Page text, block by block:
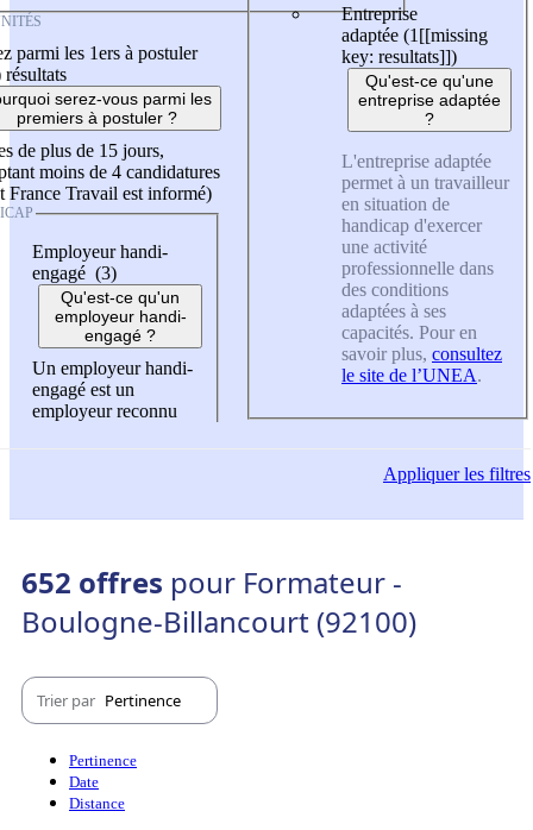
parmi les 1ers à postuler
résultats
serez-vous parmi les
premiers à postuler ?
de plus de 15 jours,
moins de 4 candidatures
France Travail est informé)
Employeur handi-
engagé (3)
Qu'est-ce qu'un
employeur handi-
engagé ?
Un employeur handi-
engagé est un
employeur reconnu
Entreprise
adaptée (1 [[missing
key: resultats]])
Qu'est-ce qu'une
entreprise adaptée
?
L'entreprise adaptée
permet à un travailleur
en situation de
handicap d'exercer
une activité
professionnelle dans
des conditions
adaptées à ses
capacités. Pour en
savoir plus, consultez
le site de l’UNEA.
Appliquerles filtres
652 offres pour Formateur -
Boulogne-Billancourt (92100)
Trier par Pertinence
Pertinence
Date
Distance